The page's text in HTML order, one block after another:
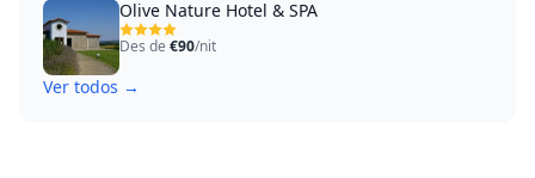
Olive Nature Hotel & SPA
Des de €90/nit
Ver todos →